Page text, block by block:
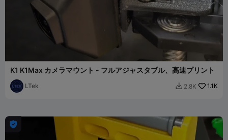
K1 K1Max カメラマウント - フルアジャスタブル、高速プリント
LTek  2.8K 1.1K
